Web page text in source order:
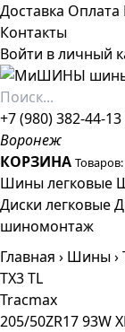
Доставка Оплата
Контакты
Войти в личный
+7 (980) 382-44-13
Воронеж
КОРЗИНА Товаров:
Шины легковые
Диски легковые
шиномонтаж
Главная › Шины›
TX3 TL
Tracmax
205/50ZR17 93W